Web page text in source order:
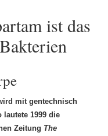
ist das
mit gentechnisch
1999 die
Zeitung The